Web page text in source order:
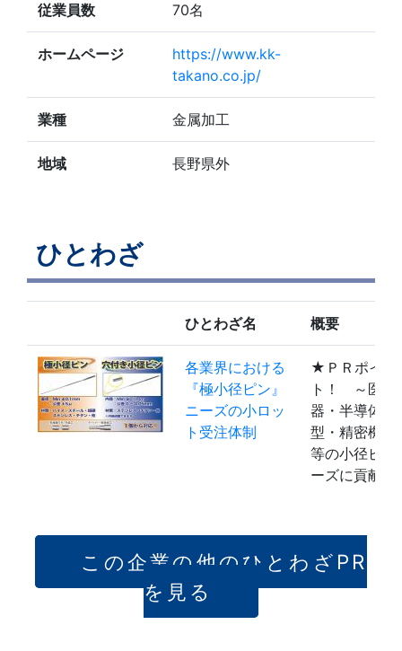
従業員数 70名
ホームページ
https://www.kk-
takano.co.jp/
業種 金属加工
地域 長野県外
ひとわざ
ひとわざ名 概要
各業界における
『極小径ピン』
ニーズの小ロッ
ト受注体制
★ＰＲポイン
ト！ ～医療
器・半導体・
型・精密機器
等の小径ピン
ーズに貢献…
この企業の他のひとわざPR
を見る